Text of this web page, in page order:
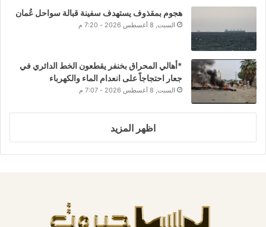
هجوم بمقذوف يستهدف سفينة قبالة سواحل عُمان
السبت, 8 أغسطس 2026 - 7:20 م
*أهالي المحراق بخنفر يقطعون الخط الدائري في
جعار احتجاجاً على انعدام الماء والكهرباء
السبت, 8 أغسطس 2026 - 7:07 م
اظهر المزيد